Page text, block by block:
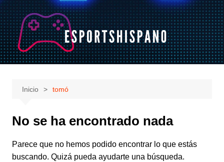
Saltar
al
contenido
Inicio tomó
No se ha encontrado nada
Parece que no hemos podido encontrar lo que estás
buscando. Quizá pueda ayudarte una búsqueda.